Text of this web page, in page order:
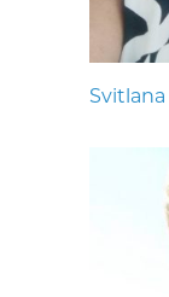
Svitlana